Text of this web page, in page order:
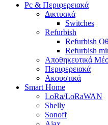
Pc & Περιφερειακά
Δικτυακά
Switches
Refurbish
Refurbish
Refurbish
Αποθηκευτικά
Περιφερειακά
Ακουστικά
Smart Home
LoRa/LoRaWAN
Shelly
Sonoff